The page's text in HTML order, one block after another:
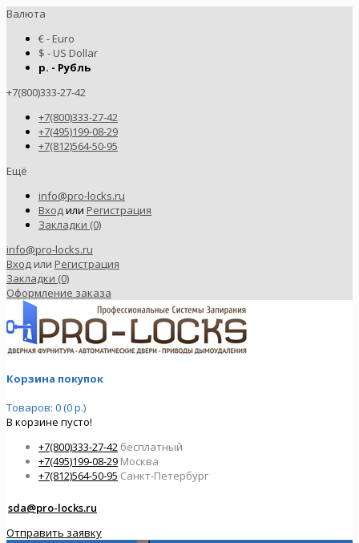
Валюта
€ - Euro
$ - US Dollar
р. - Рубль
+7(800)333-27-42
+7(800)333-27-42
+7(495)199-08-29
+7(812)564-50-95
Ещё
info@pro-locks.ru
Входили Регистрация
Закладки (0)
info@pro-locks.ru
Вход или Регистрация
Закладки (0)
Оформление заказа
Корзина покупок
Товаров: 0 (0 р.)
В корзине пусто!
+7(800)333-27-42 бесплатный
+7(495)199-08-29 Москва
+7(812)564-50-95 Санкт-Петербург
sda@pro-locks.ru
Отправить заявку